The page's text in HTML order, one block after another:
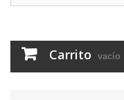
Carrito vacío